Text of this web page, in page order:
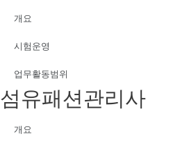
개요
시험운영
업무활동범위
섬유패션관리사
개요